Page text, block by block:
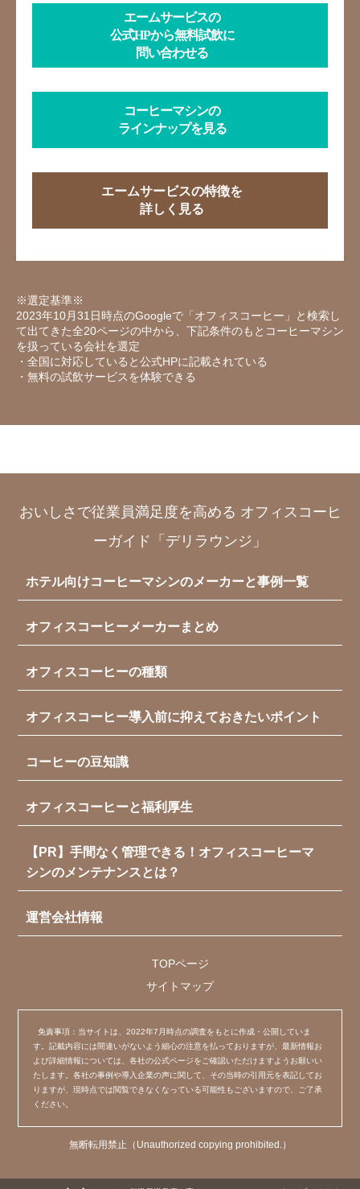
エームサービスの
公式HPから無料試飲に
問い合わせる
コーヒーマシンの
ラインナップを見る
エームサービスの特徴を
詳しく見る
※選定基準※
2023年10月31日時点のGoogleで「オフィスコーヒー」と検索し
て出てきた全20ページの中から、下記条件のもとコーヒーマシン
を扱っている会社を選定
・全国に対応していると公式HPに記載されている
・無料の試飲サービスを体験できる
おいしさで従業員満足度を高める オフィスコーヒ
ーガイド「デリラウンジ」
ホテル向けコーヒーマシンのメーカーと事例一覧
オフィスコーヒーメーカーまとめ
オフィスコーヒーの種類
オフィスコーヒー導入前に抑えておきたいポイント
コーヒーの豆知識
オフィスコーヒーと福利厚生
【PR】手間なく管理できる！オフィスコーヒーマ
シンのメンテナンスとは？
運営会社情報
TOPページ
サイトマップ
免責事項：当サイトは、2022年7月時点の調査をもとに作成・公開していま
す。記載内容には間違いがないよう細心の注意を払っておりますが、最新情報お
よび詳細情報については、各社の公式ページをご確認いただけますようお願いい
たします。各社の事例や導入企業の声に関して、その当時の引用元を表記してお
りますが、現時点では閲覧できなくなっている可能性もございますので、ご了承
ください。
無断転用禁止（Unauthorized copying prohibited.）